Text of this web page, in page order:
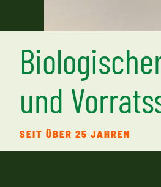
und
SEIT ÜBER 25 JAHREN